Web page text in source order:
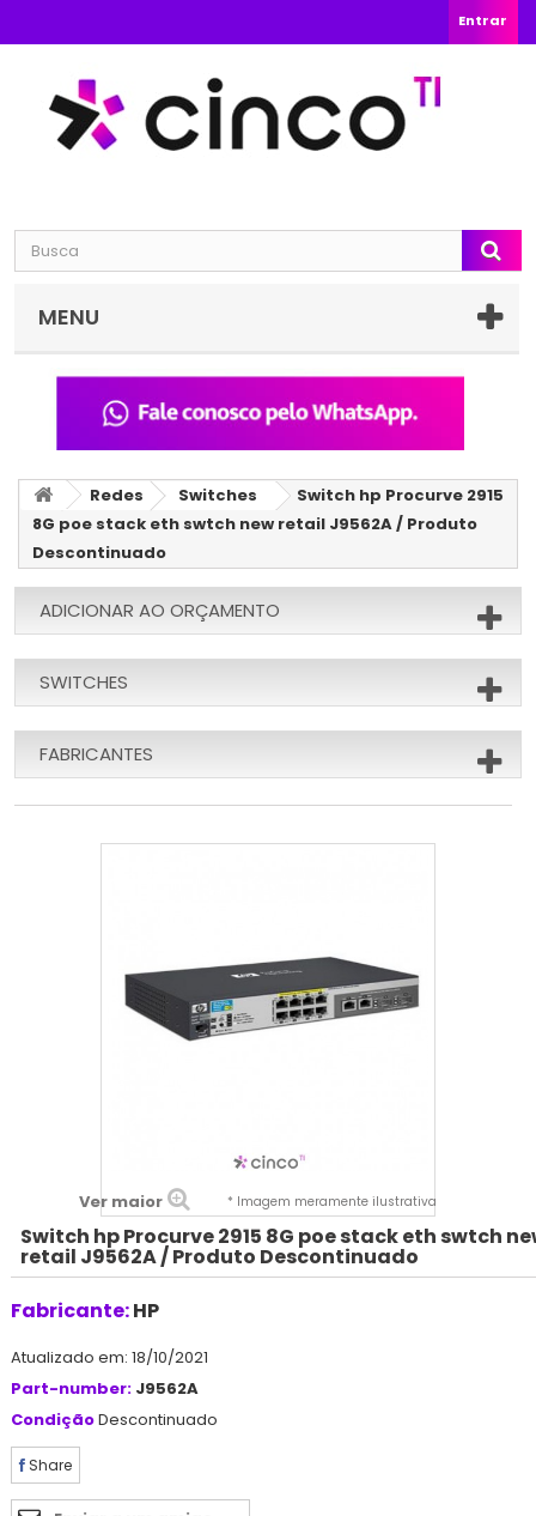
Entrar
MENU
Redes Switches
Switch hp Procurve 2915
8G poe stack eth swtch new retail J9562A / Produto
Descontinuado
ADICIONAR AO ORÇAMENTO
SWITCHES
FABRICANTES
Ver maior * Imagem meramente ilustrativa
Switch hp Procurve 2915 8G poe stack eth swtch
retail J9562A / Produto Descontinuado
Fabricante:HP
Atualizado em: 18/10/2021
Part-number: J9562A
CondiçãoDescontinuado
Share